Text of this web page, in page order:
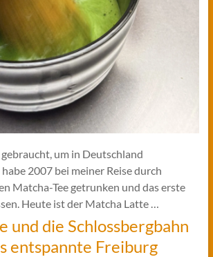
um in Deutschland
2007 bei meiner Reise durch
Matcha-Tee getrunken und das erste
Heute ist der Matcha Latte …
und die Schlossbergbahn
entspannte Freiburg